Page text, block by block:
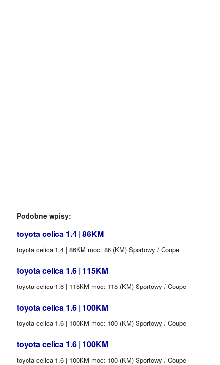
Podobne wpisy:
toyota celica 1.4 | 86KM
toyota celica 1.4 | 86KM moc: 86 (KM) Sportowy / Coupe
toyota celica 1.6 | 115KM
toyota celica 1.6 | 115KM moc: 115 (KM) Sportowy / Coupe
toyota celica 1.6 | 100KM
toyota celica 1.6 | 100KM moc: 100 (KM) Sportowy / Coupe
toyota celica 1.6 | 100KM
toyota celica 1.6 | 100KM moc: 100 (KM) Sportowy / Coupe